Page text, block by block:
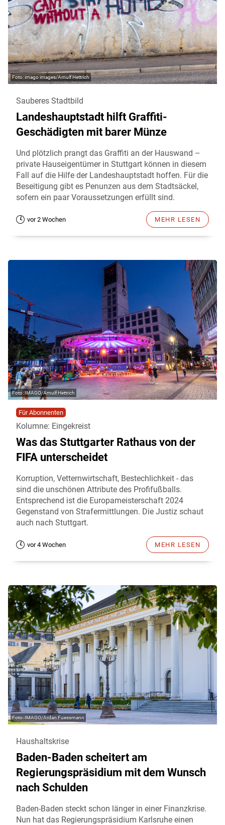
imago images/Arnulf Hettrich
Sauberes Stadtbild
Landeshauptstadt hilft Graffiti-
Geschädigten mit barer Münze
Und plötzlich prangt das Graffiti an der Hauswand –
private Hauseigentümer in Stuttgart können in diesem
Fall auf die Hilfe der Landeshauptstadt hoffen. Für die
Beseitigung gibt es Penunzen aus dem Stadtsäckel,
sofern ein paar Voraussetzungen erfüllt sind.
vor 2 Wochen MEHR LESEN
IMAGO/Arnulf Hettrich
Für Abonnenten
Kolumne: Eingekreist
Was das Stuttgarter Rathaus von der
FIFA unterscheidet
Korruption, Vetternwirtschaft, Bestechlichkeit - das
sind die unschönen Attribute des Profifußballs.
Entsprechend ist die Europameisterschaft 2024
Gegenstand von Strafermittlungen. Die Justiz schaut
auch nach Stuttgart.
vor 4 Wochen MEHR LESEN
IMAGO/Ardan Fuessmann
Haushaltskrise
Baden-Baden scheitert am
Regierungspräsidium mit dem Wunsch
nach Schulden
Baden-Baden steckt schon länger in einer Finanzkrise.
Nun hat das Regierungspräsidium Karlsruhe einen